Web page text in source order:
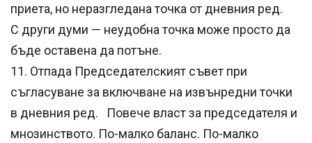
приета, но неразгледана точка от дневния ред.
С други думи — неудобна точка може просто да
бъде оставена да потъне.
11. Отпада Председателският съвет при
съгласуване за включване на извънредни точки
в дневния ред. Повече власт за председателя и
мнозинството. По-малко баланс. По-малко